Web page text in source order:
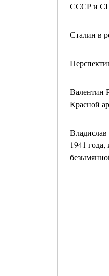
СССР и
Сталин в
Валентин
Красной
1941